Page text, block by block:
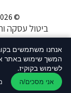
© 2026 כל הזכויות שמורות לגימיקס אילת
ביטול עסקה
המשך שימוש באתר
לשימוש בקוקיז.
אני מסכים/ה